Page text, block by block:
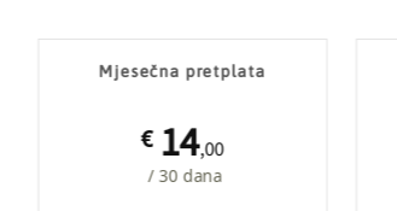
Mjesečna pretplata
€ 14,00
/ 30 dana